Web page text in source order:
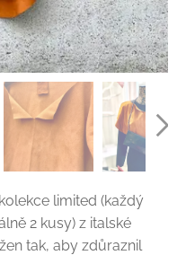
limited (každý
2 kusy) z italské
tak, aby zdůraznil